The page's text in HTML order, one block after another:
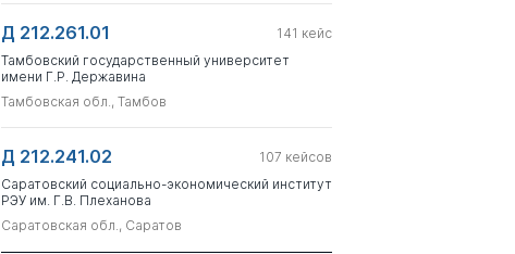
Д 212.261.01 141 кейс
Тамбовский государственный университет
имени Г.Р. Державина
Тамбовская обл., Тамбов
Д 212.241.02 107 кейсов
Саратовский социально-экономический институт
РЭУ им. Г.В. Плеханова
Саратовская обл., Саратов